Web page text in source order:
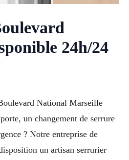
24h/24
National Marseille
un changement de serrure
? Notre entreprise de
un artisan serrurier